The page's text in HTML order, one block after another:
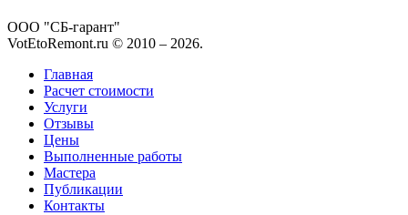
ООО "СБ-гарант"
VotEtoRemont.ru © 2010 – 2026.
Главная
Расчет стоимости
Услуги
Отзывы
Цены
Выполненные работы
Мастера
Публикации
Контакты